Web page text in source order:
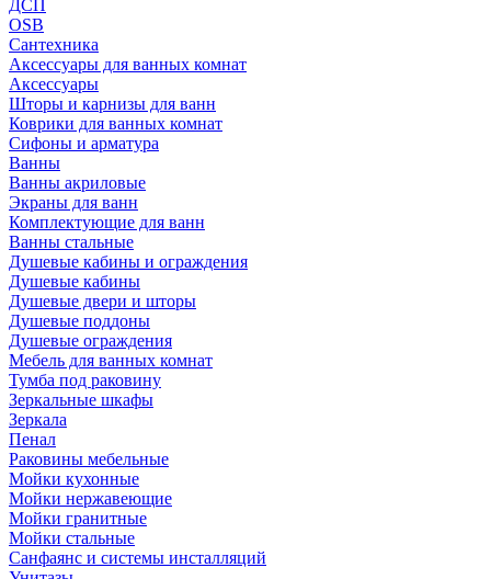
ДСП
OSB
Сантехника
Аксессуары для ванных комнат
Аксессуары
Шторы и карнизы для ванн
Коврики для ванных комнат
Сифоны и арматура
Ванны
Ванны акриловые
Экраны для ванн
Комплектующие для ванн
Ванны стальные
Душевые кабины и ограждения
Душевые кабины
Душевые двери и шторы
Душевые поддоны
Душевые ограждения
Мебель для ванных комнат
Тумба под раковину
Зеркальные шкафы
Зеркала
Пенал
Раковины мебельные
Мойки кухонные
Мойки нержавеющие
Мойки гранитные
Мойки стальные
Санфаянс и системы инсталляций